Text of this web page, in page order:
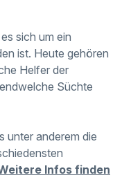
sich um ein
ist. Heute gehören
Helfer der
Süchte
unter anderem die
Infos finden